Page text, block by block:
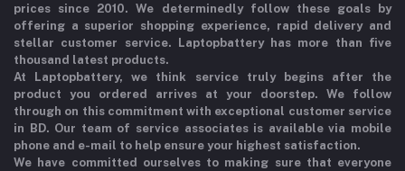
prices since 2010. We determinedly follow these goals by
offering a superior shopping experience, rapid delivery and
stellar customer service. Laptopbattery has more than five
thousand latest products.
At Laptopbattery, we think service truly begins after the
product you ordered arrives at your doorstep. We follow
through on this commitment with exceptional customer service
in BD. Our team of service associates is available via mobile
phone and e-mail to help ensure your highest satisfaction.
We have committed ourselves to making sure that everyone